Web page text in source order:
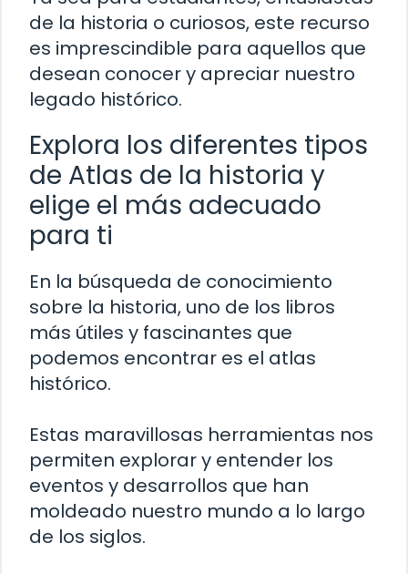
de la historia o curiosos, este recurso
es imprescindible para aquellos que
desean conocer y apreciar nuestro
legado histórico.
Explora los diferentes tipos
de Atlas de la historia y
elige el más adecuado
para ti
En la búsqueda de conocimiento
sobre la historia, uno de los libros
más útiles y fascinantes que
podemos encontrar es el atlas
histórico.
Estas maravillosas herramientas nos
permiten explorar y entender los
eventos y desarrollos que han
moldeado nuestro mundo a lo largo
de los siglos.